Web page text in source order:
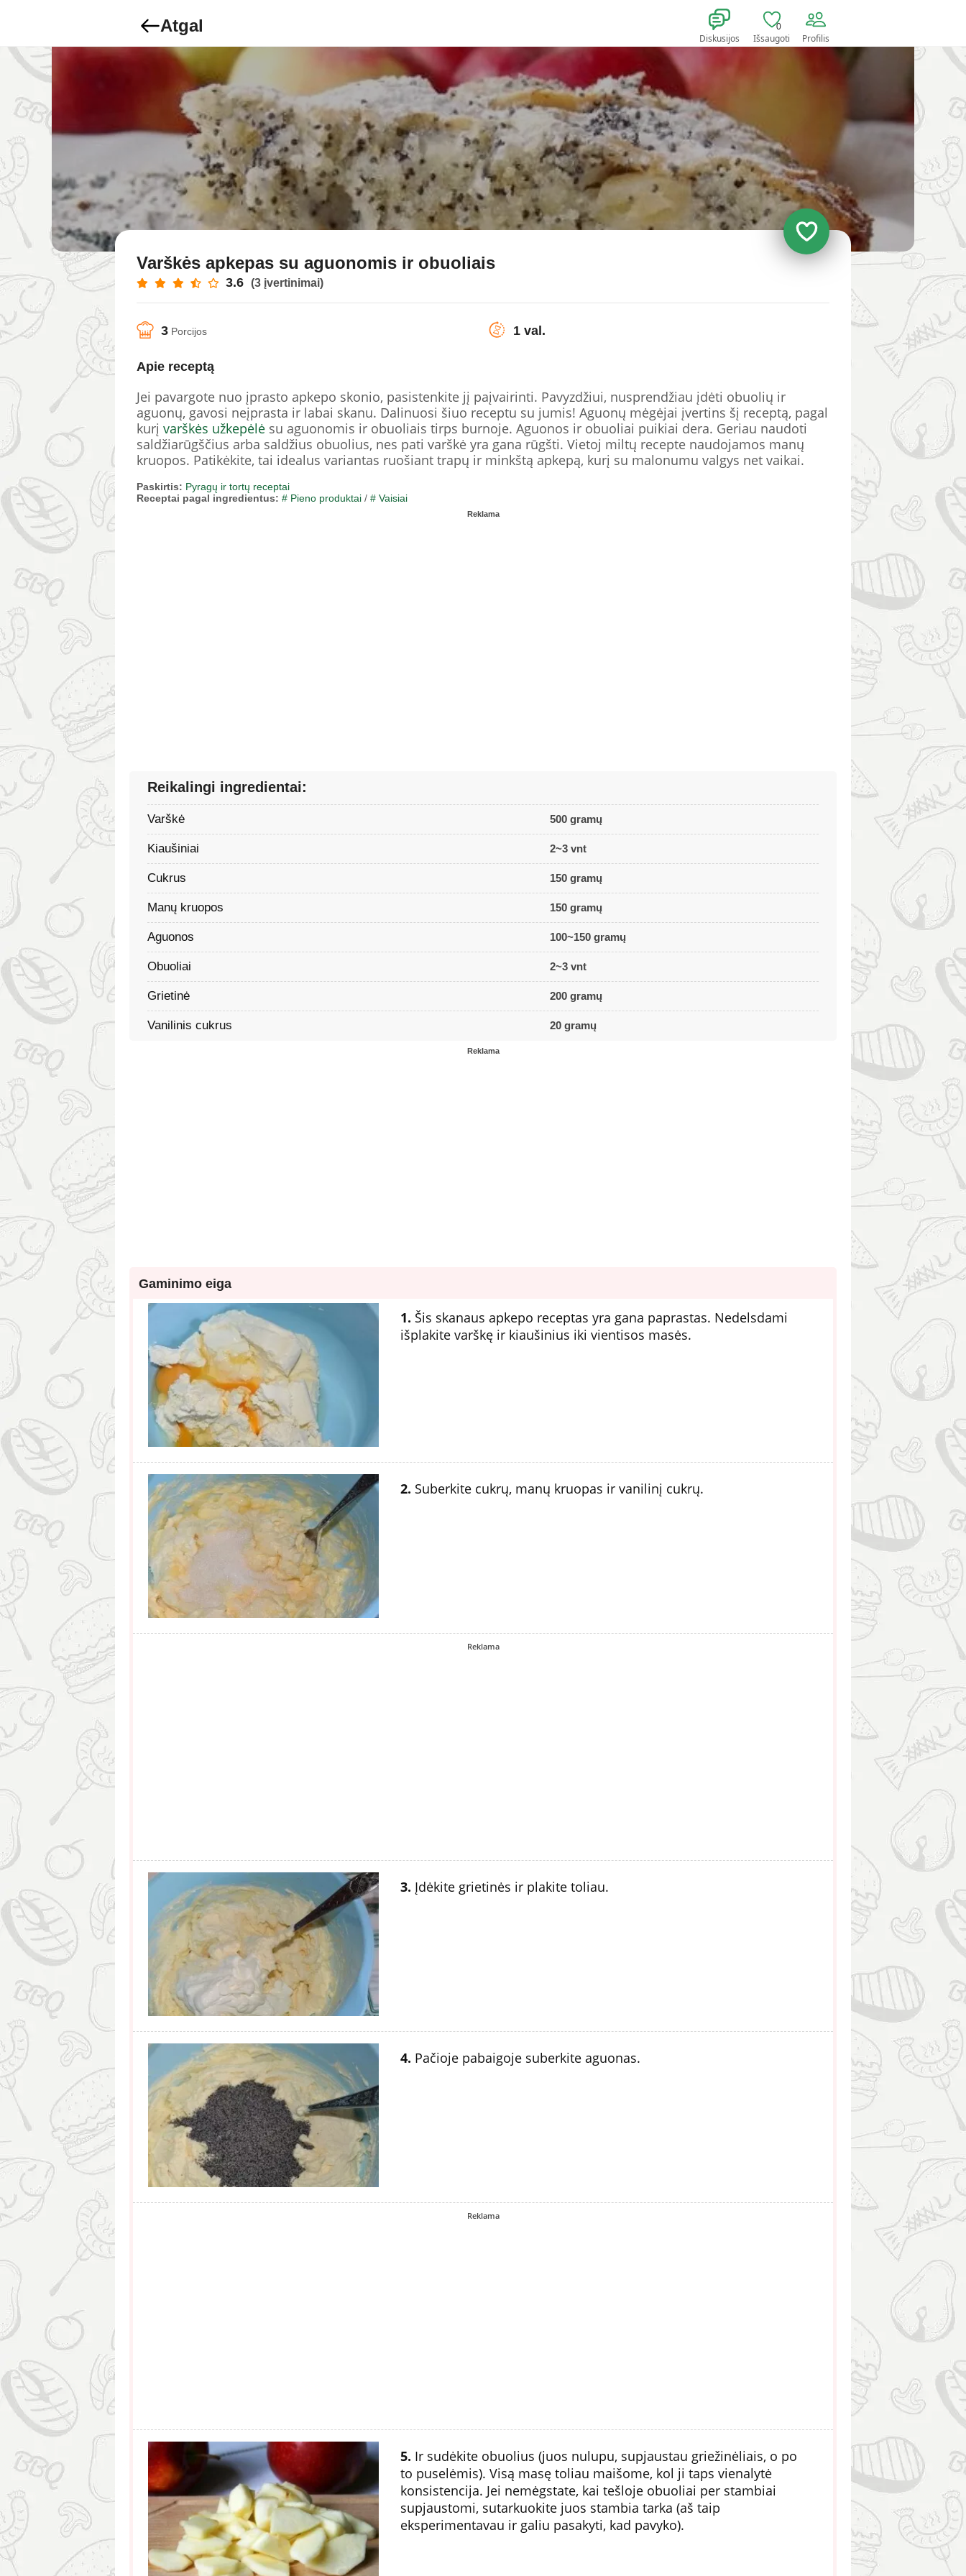
Atgal
Diskusijos
0
Išsaugoti Profilis
Varškės apkepas su aguonomis ir obuoliais
3.6 (3 įvertinimai)
3 Porcijos 1 val.
Apie receptą
Jei pavargote nuo įprasto apkepo skonio, pasistenkite jį paįvairinti. Pavyzdžiui, nusprendžiau įdėti obuolių ir
aguonų, gavosi neįprasta ir labai skanu. Dalinuosi šiuo receptu su jumis! Aguonų mėgėjai įvertins šį receptą, pagal
kurį varškės užkepėlė su aguonomis ir obuoliais tirps burnoje. Aguonos ir obuoliai puikiai dera. Geriau naudoti
saldžiarūgščius arba saldžius obuolius, nes pati varškė yra gana rūgšti. Vietoj miltų recepte naudojamos manų
kruopos. Patikėkite, tai idealus variantas ruošiant trapų ir minkštą apkepą, kurį su malonumu valgys net vaikai.
Paskirtis: Pyragų ir tortų receptai
Receptai pagal ingredientus: # Pieno produktai / # Vaisiai
Reklama
Reikalingi ingredientai:
Varškė 500 gramų
Kiaušiniai 2~3 vnt
Cukrus 150 gramų
Manų kruopos 150 gramų
Aguonos 100~150 gramų
Obuoliai 2~3 vnt
Grietinė 200 gramų
Vanilinis cukrus 20 gramų
Reklama
Gaminimo eiga
1. Šis skanaus apkepo receptas yra gana paprastas. Nedelsdami
išplakite varškę ir kiaušinius iki vientisos masės.
2. Suberkite cukrų, manų kruopas ir vanilinį cukrų.
Reklama
3. Įdėkite grietinės ir plakite toliau.
4. Pačioje pabaigoje suberkite aguonas.
Reklama
5. Ir sudėkite obuolius (juos nulupu, supjaustau griežinėliais, o po
to puselėmis). Visą masę toliau maišome, kol ji taps vienalytė
konsistencija. Jei nemėgstate, kai tešloje obuoliai per stambiai
supjaustomi, sutarkuokite juos stambia tarka (aš taip
eksperimentavau ir galiu pasakyti, kad pavyko).